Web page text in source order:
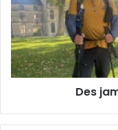
c
o
m
p
e
n
j
a
m
b
e
s
Des